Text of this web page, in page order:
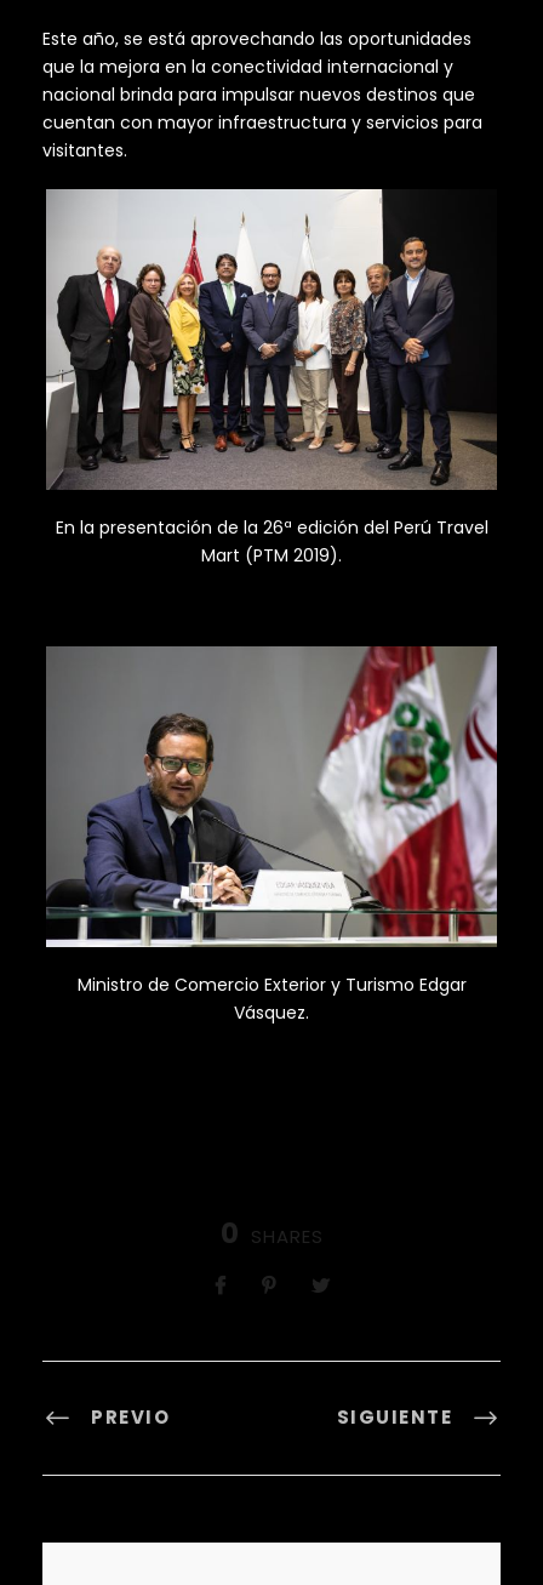
Este año, se está aprovechando las oportunidades
que la mejora en la conectividad internacional y
nacional brinda para impulsar nuevos destinos que
cuentan con mayor infraestructura y servicios para
visitantes.
En la presentación de la 26ª edición del Perú Travel
Mart (PTM 2019).
Ministro de Comercio Exterior y Turismo Edgar
Vásquez.
0 SHARES
PREVIO SIGUIENTE